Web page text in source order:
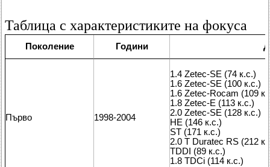
Таблица с характеристиките на фокуса
Поколение Години
Първо 1998-2004
1.4 Zetec-SE (74 к.с.)
1.6 Zetec-SE (100 к.с.)
1.6 Zetec-Rocam (109
1.8 Zetec-E (113 к.с.)
2.0 Zetec-SE (128 к.с.)
HE (146 к.с.)
ST (171 к.с.)
2.0 T Duratec RS (212
TDDI (89 к.с.)
1.8 TDCi (114 к.с.)